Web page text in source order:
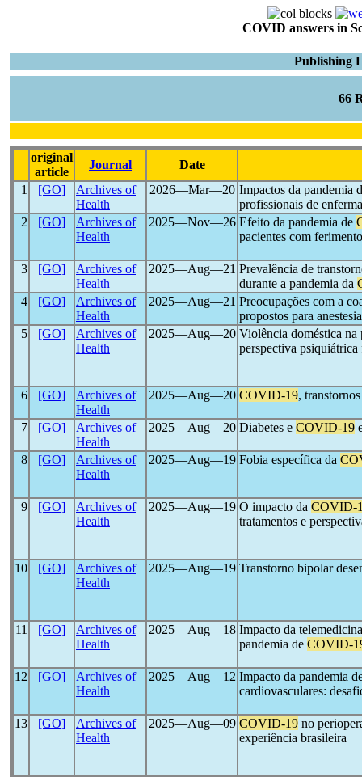
COVID answers in
Publishing
66
original
article
Journal
Date
1
[GO]
Archives of
Health
2026―Mar―20 Impactos da pandemia
profissionais de
2
[GO]
Archives of
Health
2025―Nov―26 Efeito da pandemia de
pacientes com
3 [GO]
Archives of
Health
2025―Aug―21 Prevalência de
durante a pandemia da
4
[GO]
Archives of
Health
2025―Aug―21 Preocupações com a
propostos para
5
[GO]
Archives of
Health
2025―Aug―20 Violência doméstica na
perspectiva psiquiátrica
6 [GO]
Archives of
Health
2025―Aug―20 COVID-19,
7 [GO]
Archives of
Health
2025―Aug―20 Diabetes e COVID-19
8 [GO]
Archives of
Health
2025―Aug―19 Fobia específica da
9 [GO]
Archives of
Health
2025―Aug―19 O impacto da COVID-
tratamentos e
10 [GO]
Archives of
Health
2025―Aug―19 Transtorno bipolar
11 [GO]
Archives of
Health
2025―Aug―18 Impacto da
pandemia de COVID-
12 [GO]
Archives of
Health
2025―Aug―12 Impacto da pandemia
cardiovasculares:
13 [GO]
Archives of
Health
2025―Aug―09 COVID-19 no
experiência brasileira